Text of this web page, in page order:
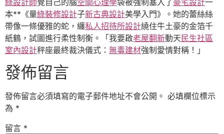
綠設計師覺自己的腦空間心理學袋被強制塞入了豪宅設計一
本**《量綠裝修設計子新古典設計美學入門》。她的蕾絲絲
帶像一條優雅的蛇，纏私人招待所設計繞住牛土豪的金箔千
紙鶴，試圖進行柔性制衡。「我要啟老屋翻新動天 民生社區
室內設計秤座最終裁決儀式： 無毒建材強制愛情對稱！」
發佈留言
發佈留言必須填寫的電子郵件地址不會公開。 必填欄位標示
為 *
留言 *